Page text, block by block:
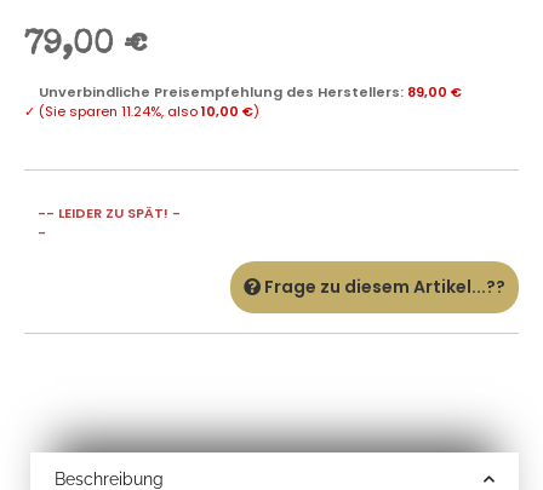
79,00 €
Unverbindliche Preisempfehlung des Herstellers: 89,00 €
✓ (Sie sparen 11.24%, also10,00 €)
-- LEIDER ZU SPÄT! -
-
Frage zu diesem Artikel...??
Beschreibung